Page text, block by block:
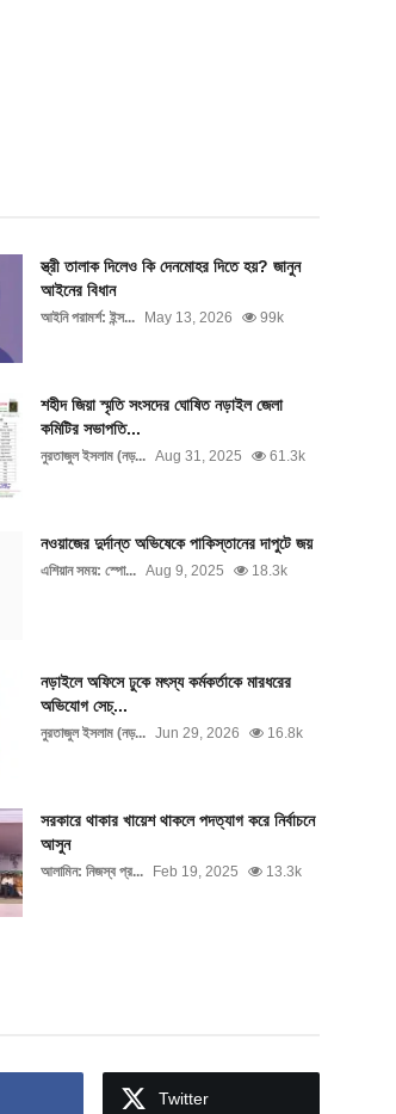
স্ত্রী তালাক দিলেও কি দেনমোহর দিতে হয়? জানুন
আইনের বিধান
আইনি পরামর্শ: ইন্স... May 13, 2026 99k
শহীদ জিয়া স্মৃতি সংসদের ঘোষিত নড়াইল জেলা
কমিটির সভাপতি...
নুরতাজুল ইসলাম (নড়... Aug 31, 2025 61.3k
নওয়াজের দুর্দান্ত অভিষেকে পাকিস্তানের দাপুটে জয়
এশিয়ান সময়: স্পো... Aug 9, 2025 18.3k
নড়াইলে অফিসে ঢুকে মৎস্য কর্মকর্তাকে মারধরের
অভিযোগ সেচ্...
নুরতাজুল ইসলাম (নড়... Jun 29, 2026 16.8k
সরকারে থাকার খায়েশ থাকলে পদত্যাগ করে নির্বাচনে
আসুন
আলামিন: নিজস্ব প্র... Feb 19, 2025 13.3k
Twitter